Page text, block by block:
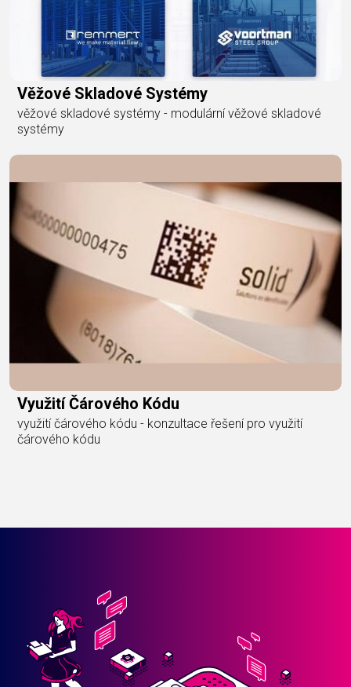
Věžové Skladové Systémy
věžové skladové systémy - modulární věžové skladové
systémy
Využití Čárového Kódu
využití čárového kódu - konzultace řešení pro využití
čárového kódu